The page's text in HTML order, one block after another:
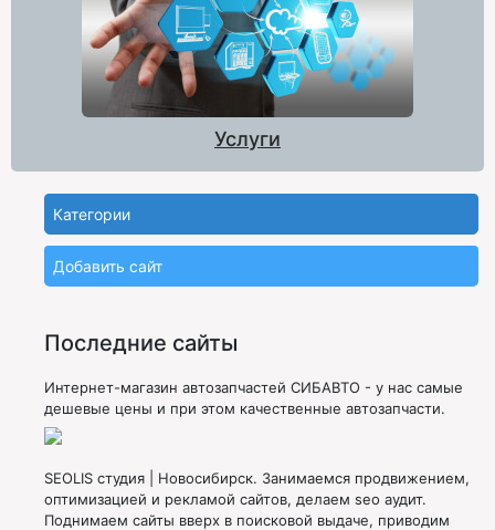
Услуги
Категории
Добавить сайт
Последние сайты
Интернет-магазин автозапчастей СИБАВТО - у нас самые
дешевые цены и при этом качественные автозапчасти.
SEOLIS студия | Новосибирск. Занимаемся продвижением,
оптимизацией и рекламой сайтов, делаем seo аудит.
Поднимаем сайты вверх в поисковой выдаче, приводим